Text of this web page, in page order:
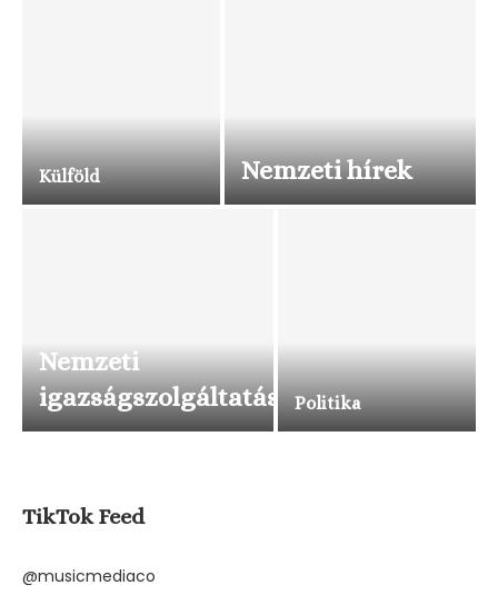
Külföld Nemzeti hírek
Nemzeti
igazságszolgáltatás
Politika
TikTok Feed
@musicmediaco